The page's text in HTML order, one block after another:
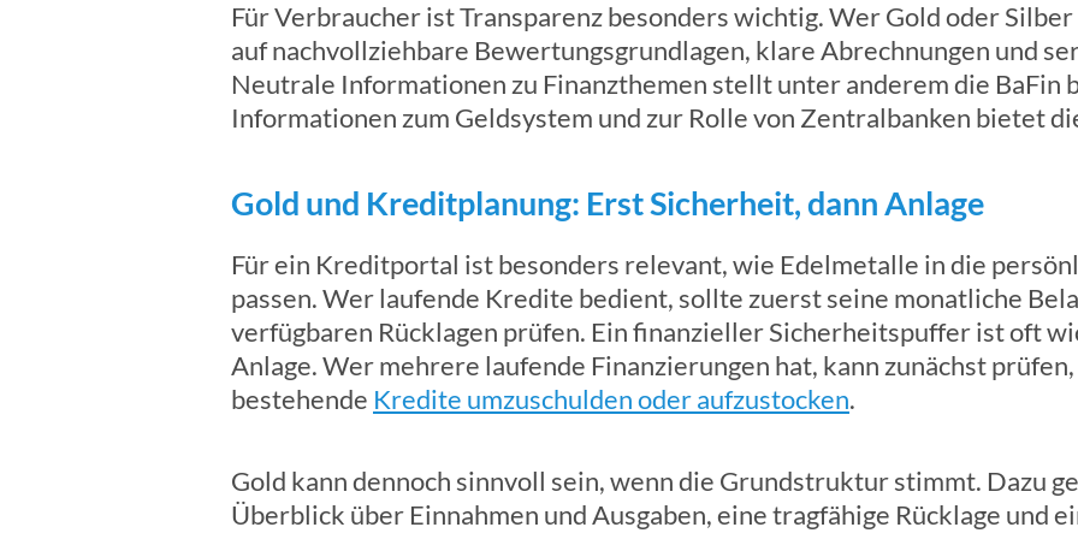
Für Verbraucher ist Transparenz besonders wichtig. Wer Gold oder
auf nachvollziehbare Bewertungsgrundlagen, klare Abrechnungen und
Neutrale Informationen zu Finanzthemen stellt unter anderem die BaFin
Informationen zum Geldsystem und zur Rolle von Zentralbanken bietet
Gold und Kreditplanung: Erst Sicherheit, dann Anlage
Für ein Kreditportal ist besonders relevant, wie Edelmetalle in die
passen. Wer laufende Kredite bedient, sollte zuerst seine monatliche
verfügbaren Rücklagen prüfen. Ein finanzieller Sicherheitspuffer ist oft
Anlage. Wer mehrere laufende Finanzierungen hat, kann zunächst
bestehende Kredite umzuschulden oder aufzustocken.
Gold kann dennoch sinnvoll sein, wenn die Grundstruktur stimmt. Dazu
Überblick über Einnahmen und Ausgaben, eine tragfähige Rücklage und